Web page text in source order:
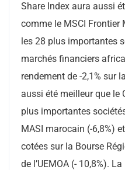
Share Index aura aussi
comme le MSCI Frontier
les 28 plus importantes
marchés financiers
rendement de -2,1% sur
aussi été meilleur que le
plus importantes
MASI marocain (-6,8%)
cotées sur la Bourse
de l’UEMOA (- 10,8%).